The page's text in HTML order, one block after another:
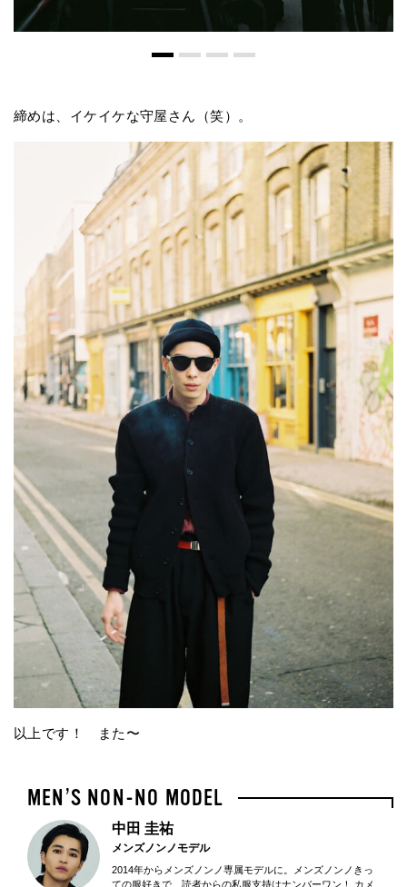
締めは、イケイケな守屋さん（笑）。
以上です！ また〜
中田 圭祐
メンズノンノモデル
2014年からメンズノンノ専属モデルに。メンズノンノきっ
ての服好きで、読者からの私服支持はナンバーワン！ カメ